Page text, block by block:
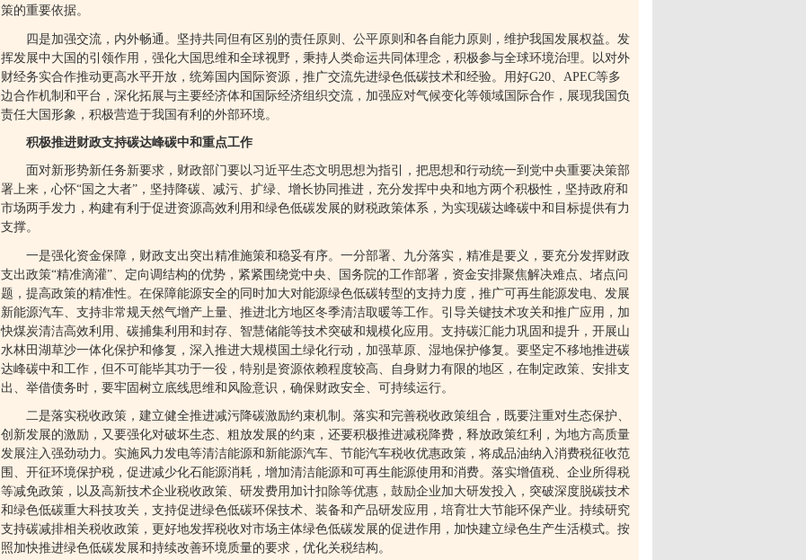
策的重要依据。
四是加强交流，内外畅通。坚持共同但有区别的责任原则、公平原则和各自能力原则，维护我国发展权益。发
挥发展中大国的引领作用，强化大国思维和全球视野，秉持人类命运共同体理念，积极参与全球环境治理。以对外
财经务实合作推动更高水平开放，统筹国内国际资源，推广交流先进绿色低碳技术和经验。用好G20 APEC等多
边合作机制和平台，深化拓展与主要经济体和国际经济组织交流，加强应对气候变化等领域国际合作，展现我国负
责任大国形象，积极营造于我国有利的外部环境。
积极推进财政支持碳达峰碳中和重点工作
面对新形势新任务新要求，财政部门要以习近平生态文明思想为指引，把思想和行动统一到党中央重要决策部
署上来，心怀“国之大者”，坚持降碳、减污、扩绿、增长协同推进，充分发挥中央和地方两个积极性，坚持政府和
市场两手发力，构建有利于促进资源高效利用和绿色低碳发展的财税政策体系，为实现碳达峰碳中和目标提供有力
支撑。
一是强化资金保障，财政支出突出精准施策和稳妥有序。一分部署、九分落实，精准是要义，要充分发挥财政
支出政策“精准滴灌”、定向调结构的优势，紧紧围绕党中央、国务院的工作部署，资金安排聚焦解决难点、堵点问
题，提高政策的精准性。在保障能源安全的同时加大对能源绿色低碳转型的支持力度，推广可再生能源发电、发展
新能源汽车、支持非常规天然气增产上量、推进北方地区冬季清洁取暖等工作。引导关键技术攻关和推广应用，加
快煤炭清洁高效利用、碳捕集利用和封存、智慧储能等技术突破和规模化应用。支持碳汇能力巩固和提升，开展山
水林田湖草沙一体化保护和修复，深入推进大规模国土绿化行动，加强草原、湿地保护修复。要坚定不移地推进碳
达峰碳中和工作，但不可能毕其功于一役，特别是资源依赖程度较高、自身财力有限的地区，在制定政策、安排支
出、举借债务时，要牢固树立底线思维和风险意识，确保财政安全、可持续运行。
二是落实税收政策，建立健全推进减污降碳激励约束机制。落实和完善税收政策组合，既要注重对生态保护、
创新发展的激励，又要强化对破坏生态、粗放发展的约束，还要积极推进减税降费，释放政策红利，为地方高质量
发展注入强劲动力。实施风力发电等清洁能源和新能源汽车、节能汽车税收优惠政策，将成品油纳入消费税征收范
围、开征环境保护税，促进减少化石能源消耗，增加清洁能源和可再生能源使用和消费。落实增值税、企业所得税
等减免政策，以及高新技术企业税收政策、研发费用加计扣除等优惠，鼓励企业加大研发投入，突破深度脱碳技术
和绿色低碳重大科技攻关，支持促进绿色低碳环保技术、装备和产品研发应用，培育壮大节能环保产业。持续研究
支持碳减排相关税收政策，更好地发挥税收对市场主体绿色低碳发展的促进作用，加快建立绿色生产生活模式。按
照加快推进绿色低碳发展和持续改善环境质量的要求，优化关税结构。